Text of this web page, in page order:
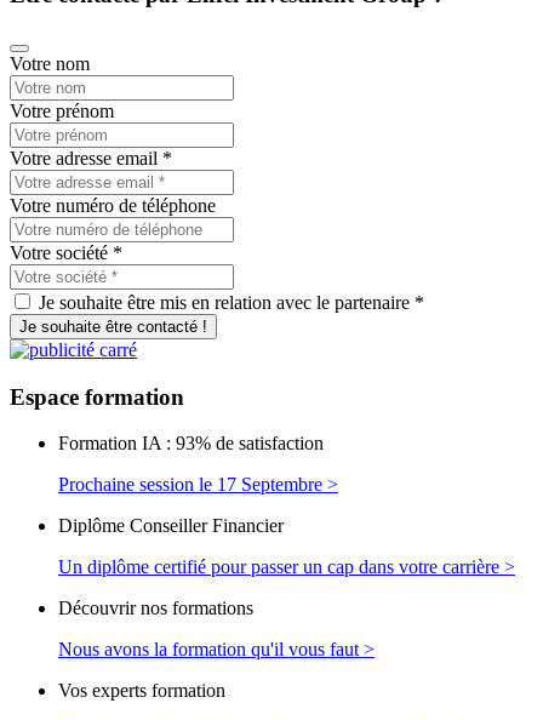
Votre nom
Votre prénom
Votre adresse email *
Votre numéro de téléphone
Votre société *
Je souhaite être mis en relation avec le partenaire *
Je souhaite être contacté !
Espace formation
Formation IA : 93% de satisfaction
Prochaine session le 17 Septembre >
Diplôme Conseiller Financier
Un diplôme certifié pour passer un cap dans votre carrière >
Découvrir nos formations
Nous avons la formation qu'il vous faut >
Vos experts formation